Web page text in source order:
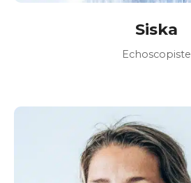
Siska
Echoscopiste